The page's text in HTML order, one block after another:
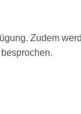
Zudem